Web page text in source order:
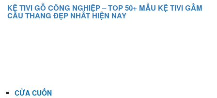
KỆ TIVI GỖ CÔNG NGHIỆP – TOP 50+ MẪU KỆ TIVI GẦM
CẦU THANG ĐẸP NHẤT HIỆN NAY
CỬA CUỐN